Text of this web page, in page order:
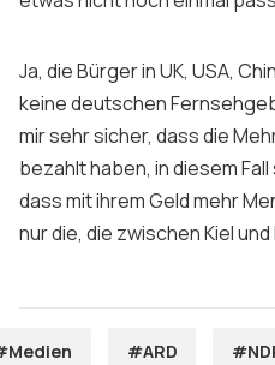
Ja, die Bürger in UK, USA,
keine deutschen
mir sehr sicher, dass die
bezahlt haben, in diesem
dass mit ihrem Geld mehr
nur die, die zwischen Kiel
#ARD